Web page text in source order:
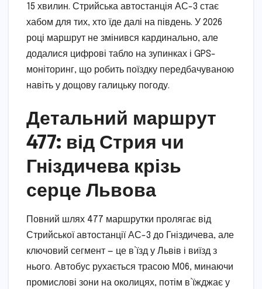
15 хвилин. Стрийська автостанція АС-3 стає
хабом для тих, хто їде далі на південь. У 2026
році маршрут не змінився кардинально, але
додалися цифрові табло на зупинках і GPS-
моніторинг, що робить поїздку передбачуваною
навіть у дощову галицьку погоду.
Детальний маршрут
477: від Стрия чи
Гніздичева крізь
серце Львова
Повний шлях 477 маршрутки пролягає від
Стрийської автостанції АС-3 до Гніздичева, але
ключовий сегмент — це в’їзд у Львів і виїзд з
нього. Автобус рухається трасою М06, минаючи
промислові зони на околицях, потім в’їжджає у